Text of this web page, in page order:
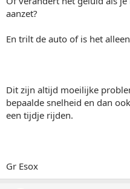
aanzet?
En trilt de auto of is het
Dit zijn altijd moeilijke
bepaalde snelheid en dan
een tijdje rijden.
Gr Esox